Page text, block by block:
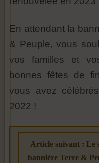
En attendant la
& Peuple, vous
vos familles et
bonnes fêtes de
vous avez
2022 !
Article suivant : Le
bannière Terre &